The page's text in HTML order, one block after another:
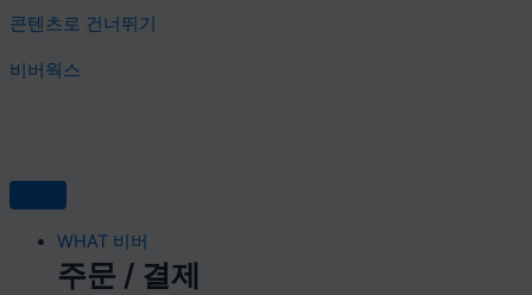
콘텐츠로 건너뛰기
비버웍스
WHAT 비버
주문 / 결제